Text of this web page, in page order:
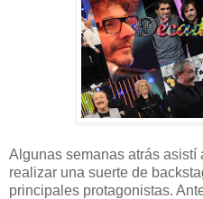
Algunas semanas atrás asistí
realizar una suerte de
principales protagonistas.